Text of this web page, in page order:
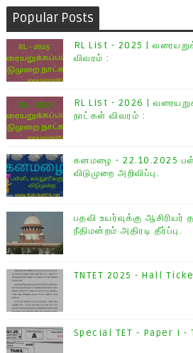
Popular Posts
RL List - 2025 |
விவரம் :
RL List - 2026 |
நாட்கள் விவரம் :
கனமழை - 22.10.2025
விடுமுறை அறிவிப்பு.
பதவி உயர்வுக்கு ஆசிரியர்
நீதிமன்றம் அதிரடி தீர்ப்பு.
TNTET 2025 - Hall
Special TET - Paper I -